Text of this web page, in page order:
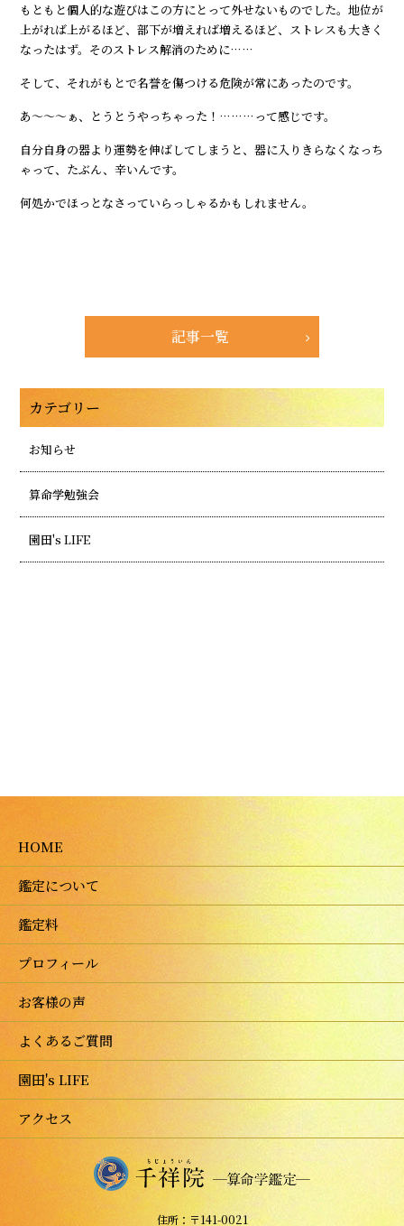
もともと個人的な遊びはこの方にとって外せないものでした。地位が
上がれば上がるほど、部下が増えれば増えるほど、ストレスも大きく
なったはず。そのストレス解消のために……
そして、それがもとで名誉を傷つける危険が常にあったのです。
あ～～～ぁ、とうとうやっちゃった！………って感じです。
自分自身の器より運勢を伸ばしてしまうと、器に入りきらなくなっち
ゃって、たぶん、辛いんです。
何処かでほっとなさっていらっしゃるかもしれません。
記事一覧
カテゴリー
お知らせ
算命学勉強会
園田's LIFE
HOME
鑑定について
鑑定料
プロフィール
お客様の声
よくあるご質問
園田's LIFE
アクセス
住所：〒141-0021